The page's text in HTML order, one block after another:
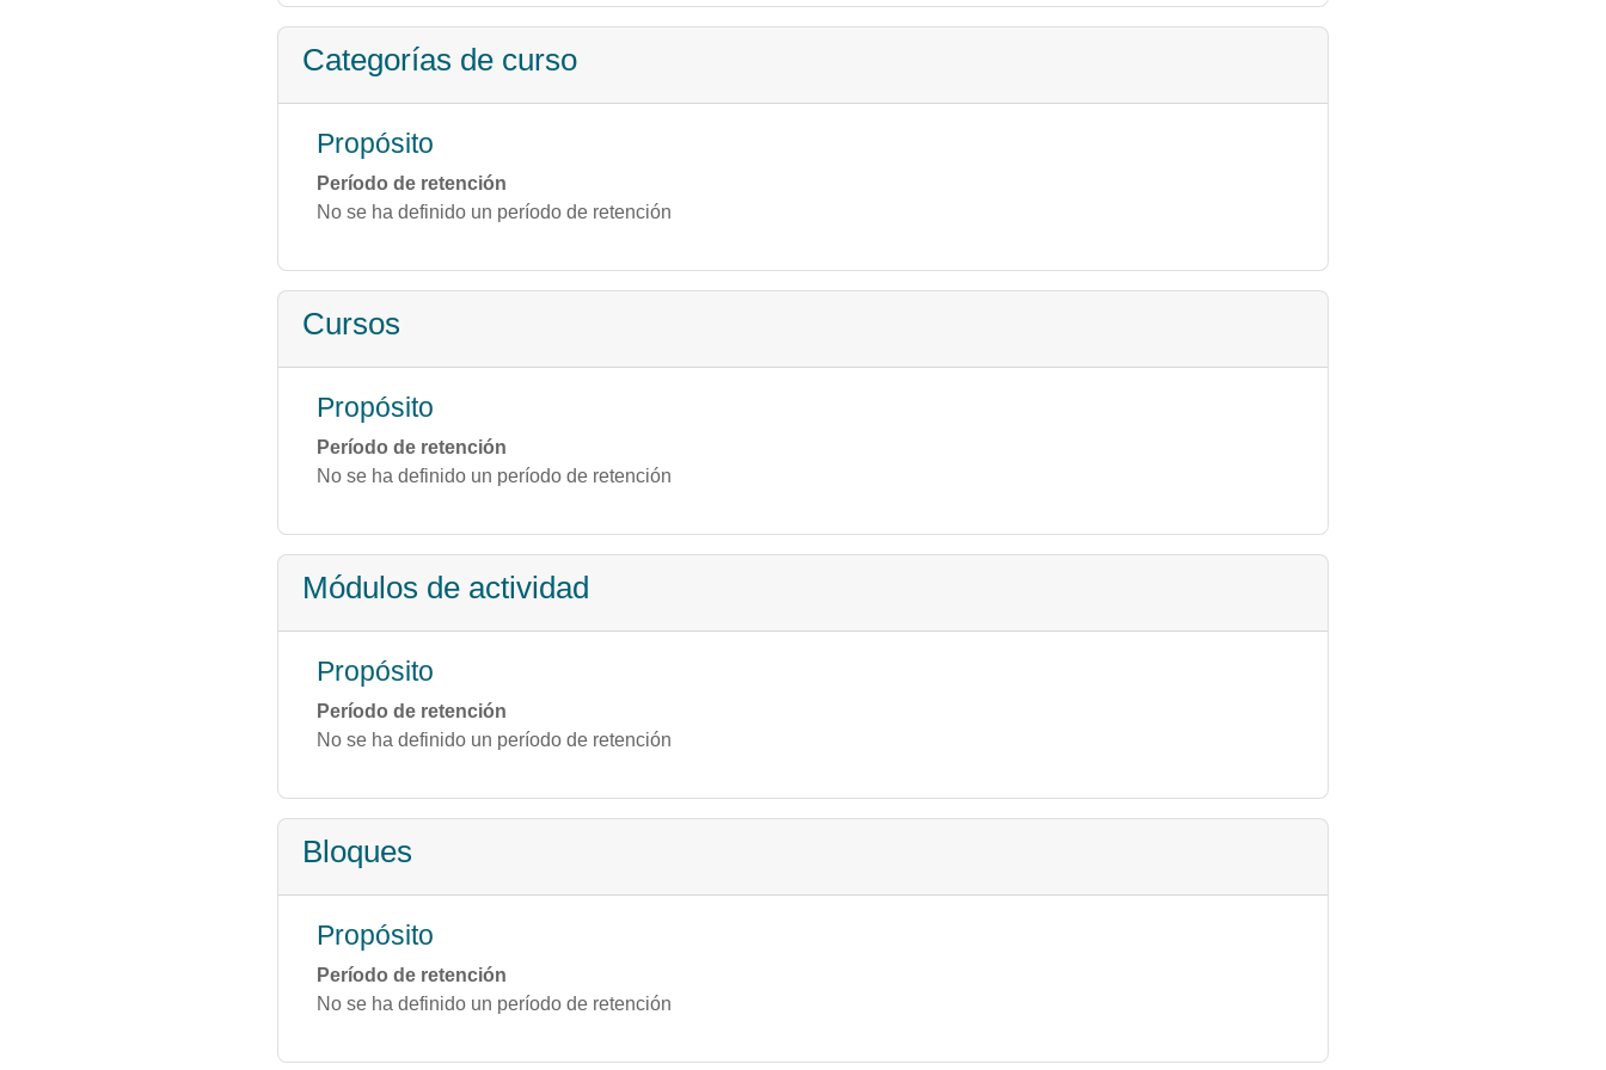
Categorías de curso
Propósito
Período de retención
No se ha definido un período de retención
Cursos
Propósito
Período de retención
No se ha definido un período de retención
Módulos de actividad
Propósito
Período de retención
No se ha definido un período de retención
Bloques
Propósito
Período de retención
No se ha definido un período de retención